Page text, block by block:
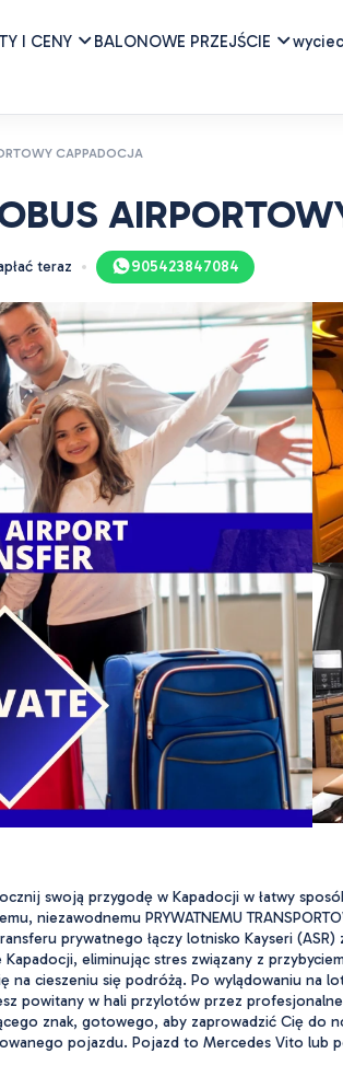
I CENY BALONOWE PRZEJŚCIE
CAPPADOCJA
teraz 905423847084
swoją przygodę w Kapadocji w łatwy
niezawodnemu PRYWATNEMU
prywatnego łączy lotnisko Kayseri
eliminując stres związany z
na cieszeniu się podróżą. Po wylądowaniu na
powitany w hali przylotów przez
znak, gotowego, aby zaprowadzić Cię do
pojazdu. Pojazd to Mercedes Vito lub